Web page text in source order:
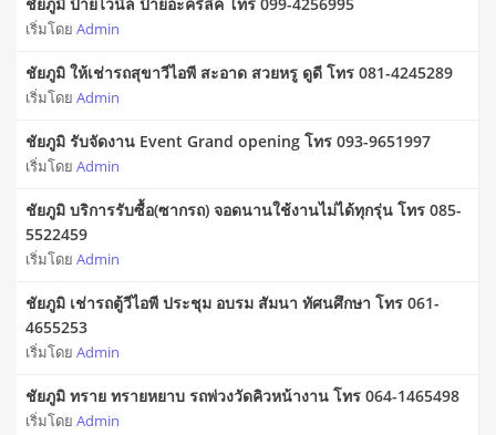
ชัยภูมิ ป้ายไวนิล ป้ายอะคริลิค โทร 099-4256995
เริ่มโดย Admin
ชัยภูมิ ให้เช่ารถสุขาวีไอพี สะอาด สวยหรู ดูดี โทร 081-4245289
เริ่มโดย Admin
ชัยภูมิ รับจัดงาน Event Grand opening โทร 093-9651997
เริ่มโดย Admin
ชัยภูมิ บริการรับซื้อ(ซากรถ) จอดนานใช้งานไม่ได้ทุกรุ่น โทร 085-
5522459
เริ่มโดย Admin
ชัยภูมิ เช่ารถตู้วีไอพี ประชุม อบรม สัมนา ทัศนศึกษา โทร 061-
4655253
เริ่มโดย Admin
ชัยภูมิ ทราย ทรายหยาบ รถพ่วงวัดคิวหน้างาน โทร 064-1465498
เริ่มโดย Admin